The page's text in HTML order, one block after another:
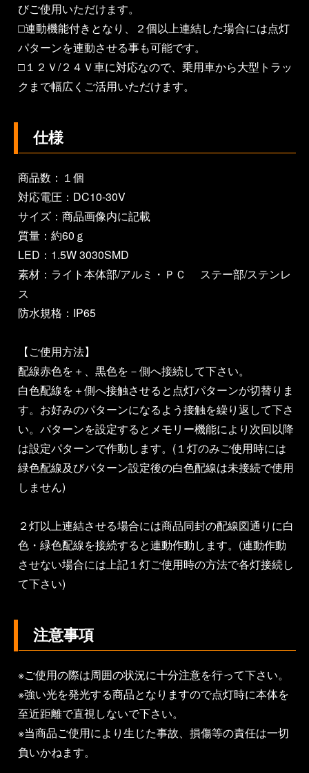
びご使用いただけます。
□連動機能付きとなり、２個以上連結した場合には点灯
パターンを連動させる事も可能です。
□１２Ｖ/２４Ｖ車に対応なので、乗用車から大型トラッ
クまで幅広くご活用いただけます。
仕様
商品数：１個
対応電圧：DC10-30V
サイズ：商品画像内に記載
質量：約60ｇ
LED：1.5W 3030SMD
素材：ライト本体部/アルミ・ＰＣ ステー部/ステンレ
ス
防水規格：IP65
【ご使用方法】
配線赤色を＋、黒色を－側へ接続して下さい。
白色配線を＋側へ接触させると点灯パターンが切替りま
す。お好みのパターンになるよう接触を繰り返して下さ
い。パターンを設定するとメモリー機能により次回以降
は設定パターンで作動します。(１灯のみご使用時には
緑色配線及びパターン設定後の白色配線は未接続で使用
しません)
２灯以上連結させる場合には商品同封の配線図通りに白
色・緑色配線を接続すると連動作動します。(連動作動
させない場合には上記１灯ご使用時の方法で各灯接続し
て下さい)
注意事項
※ご使用の際は周囲の状況に十分注意を行って下さい。
※強い光を発光する商品となりますので点灯時に本体を
至近距離で直視しないで下さい。
※当商品ご使用により生じた事故、損傷等の責任は一切
負いかねます。